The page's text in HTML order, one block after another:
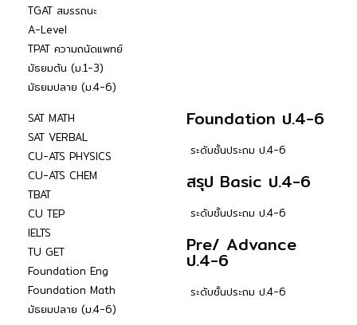
TGAT สมรรถนะ
A-Level
TPAT ความถนัดแพทย์
มัธยมต้น (ม.1-3)
มัธยมปลาย (ม.4-6)
SAT MATH
SAT VERBAL
CU-ATS PHYSICS
CU-ATS CHEM
TBAT
CU TEP
IELTS
TU GET
Foundation Eng
Foundation Math
มัธยมปลาย (ม.4-6)
Foundation ป.4-6
ระดับชั้นประถม ป.4-6
สรุป Basic ป.4-6
ระดับชั้นประถม ป.4-6
Pre/ Advance
ป.4-6
ระดับชั้นประถม ป.4-6